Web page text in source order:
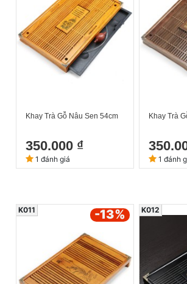
Khay Trà Gỗ Nâu Sen 54cm
350.000 ₫
1 đánh giá
Khay Trà
1 đánh
K011 -13% K012